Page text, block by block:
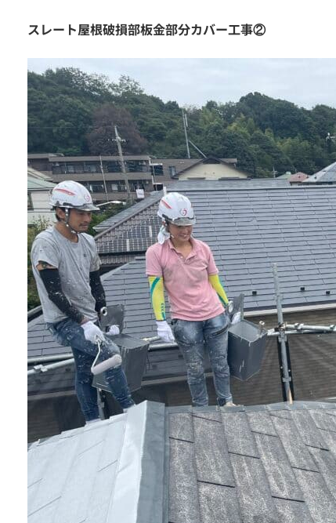
つの無料サービス
施工事例
お客様の声
代表挨拶
ご依頼～施工の流れ
よくあるご質問
施工料金の一例
スタッフブログ
スレート屋根破損部板金部分カバー工事②